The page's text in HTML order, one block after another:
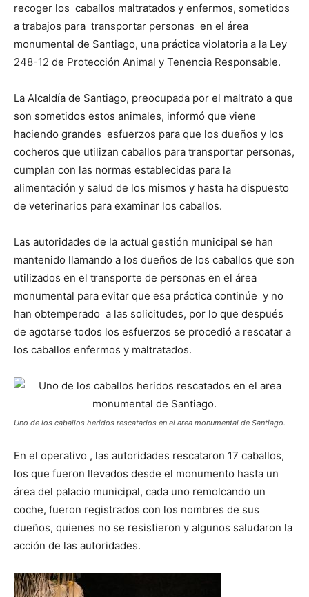
recoger los caballos maltratados y enfermos, sometidos
a trabajos para transportar personas en el área
monumental de Santiago, una práctica violatoria a la Ley
248-12 de Protección Animal y Tenencia Responsable.
La Alcaldía de Santiago, preocupada por el maltrato a que
son sometidos estos animales, informó que viene
haciendo grandes esfuerzos para que los dueños y los
cocheros que utilizan caballos para transportar personas,
cumplan con las normas establecidas para la
alimentación y salud de los mismos y hasta ha dispuesto
de veterinarios para examinar los caballos.
Las autoridades de la actual gestión municipal se han
mantenido llamando a los dueños de los caballos que son
utilizados en el transporte de personas en el área
monumental para evitar que esa práctica continúe y no
han obtemperado a las solicitudes, por lo que después
de agotarse todos los esfuerzos se procedió a rescatar a
los caballos enfermos y maltratados.
Uno de los caballos heridos rescatados en el area monumental de Santiago.
En el operativo , las autoridades rescataron 17 caballos,
los que fueron llevados desde el monumento hasta un
área del palacio municipal, cada uno remolcando un
coche, fueron registrados con los nombres de sus
dueños, quienes no se resistieron y algunos saludaron la
acción de las autoridades.